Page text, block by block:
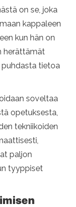
on se, joka
kappaleen
kun hän on
herättämät
tietoa
soveltaa
opetuksesta,
tekniikoiden
paljon
tyyppiset